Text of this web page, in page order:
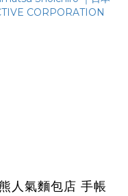
人氣麵包店 手帳